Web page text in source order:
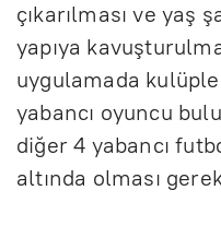
çıkarılması ve yaş
yapıya
uygulamada
yabancı oyuncu
diğer 4 yabancı
altında olması